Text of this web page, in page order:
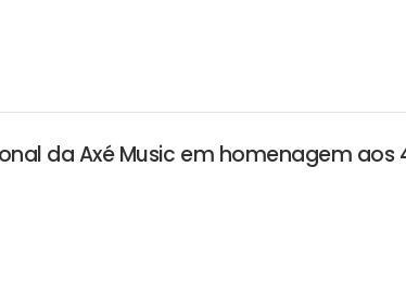
da Axé Music em homenagem aos